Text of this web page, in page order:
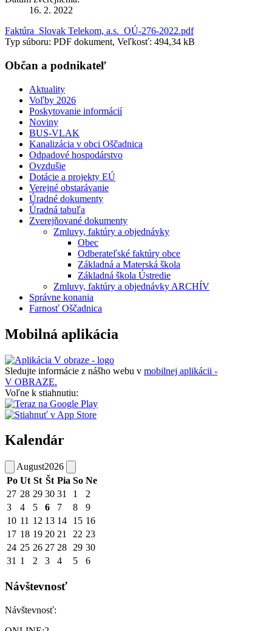
16. 2. 2022
Faktúra_Slovak Telekom, a.s._OÚ-276-2022.pdf
Typ súboru: PDF dokument, Veľkosť: 494,34 kB
Občan a podnikateľ
Aktuality
Voľby 2026
Poskytovanie informácií
Noviny
BUS-VLAK
Kanalizácia v obci Oščadnica
Odpadové hospodárstvo
Ovzdušie
Dotácie a projekty EÚ
Verejné obstarávanie
Úradné dokumenty
Úradná tabuľa
Zverejňované dokumenty
Zmluvy, faktúry a objednávky
Obec
Odberateľské faktúry obce
Základná a Materská škola
Základná škola Ústredie
Zmluvy, faktúry a objednávky ARCHÍV
Správne konania
Farnosť Oščadnica
Mobilná aplikácia
Sledujte informácie z nášho webu v mobilnej aplikácii -
V OBRAZE.
Voľne k stiahnutiu:
Kalendár
August2026
Po Ut St Št Pia So Ne
27 28 29 30 31 1
2
3
4 5 6 7 8
9
10 11 12 13 14 15 16
17 18 19 20 21 22 23
24 25 26 27 28 29 30
31 1 2 3 4 5 6
Návštevnosť
Návštevnosť: